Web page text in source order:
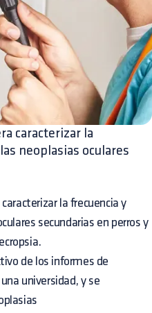
caracterizar la
neoplasias oculares
la frecuencia y
secundarias en perros y
de los informes de
universidad, y se